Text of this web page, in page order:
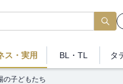
ス ・実用 BL・TL タ
の子どもたち